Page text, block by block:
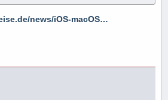
news/iOS-macOS…